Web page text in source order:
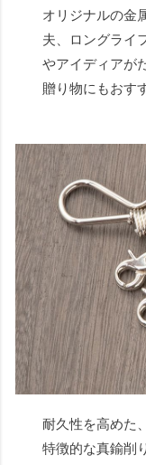
オリジナルの金
夫、ロングライ
やアイディアが
贈り物にもおす
耐久性を高めた
特徴的な真鍮削